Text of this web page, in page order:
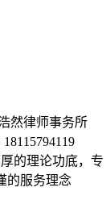
然律师事务所
的理论功底，专
的服务理念